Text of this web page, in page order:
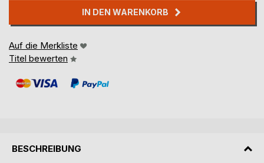
IN DEN WARENKORB
Auf die Merkliste
Titel bewerten
BESCHREIBUNG